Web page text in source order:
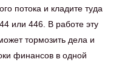
потока и кладите туда
или 446. В работе эту
тормозить дела и
финансов в одной